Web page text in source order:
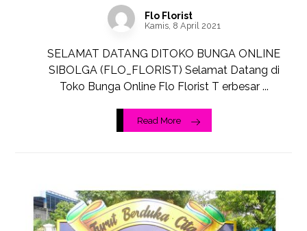
Flo Florist
Kamis, 8 April 2021
SELAMAT DATANG DITOKO BUNGA ONLINE
SIBOLGA (FLO_FLORIST) Selamat Datang di
Toko Bunga Online Flo Florist T erbesar ...
Read More